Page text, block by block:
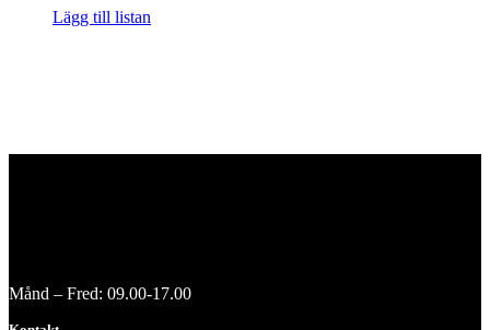
Lägg till listan
Månd – Fred: 09.00-17.00